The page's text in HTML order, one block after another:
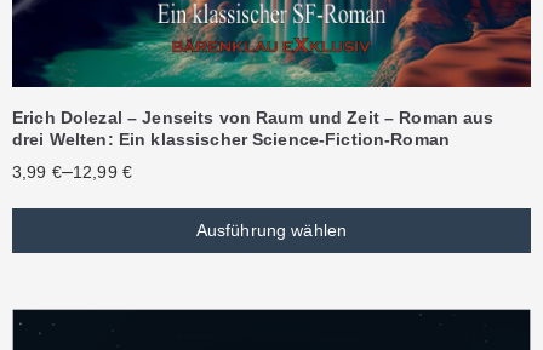
Erich Dolezal – Jenseits von Raum und Zeit – Roman aus
drei Welten: Ein klassischer Science-Fiction-Roman
3,99 €–12,99 €
Ausführung wählen